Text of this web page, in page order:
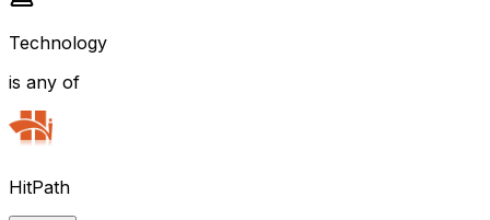
Technology
is any of
HitPath